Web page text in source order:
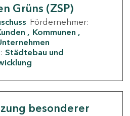
Grüns (ZSP)
Fördernehmer:
Kommunen
Städtebau und
besonderer